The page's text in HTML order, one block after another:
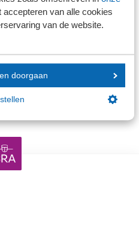
accepteren van alle cookies
van de website.
doorgaan
Verder